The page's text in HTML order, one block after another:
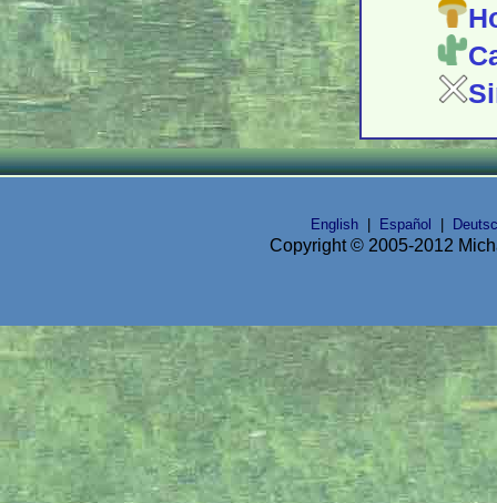
English Español
Copyright © 2005-2012